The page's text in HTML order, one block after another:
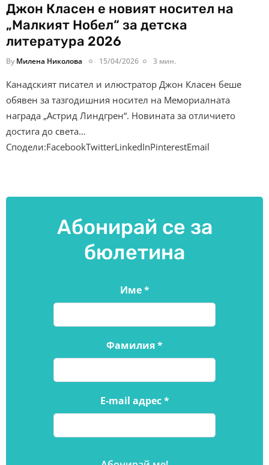
Джон Класен е новият носител на
„Малкият Нобел“ за детска
литература 2026
By Милена Николова 15/04/2026 3 мин.
Канадският писател и илюстратор Джон Класен беше
обявен за тазгодишния носител на Мемориалната
награда „Астрид Линдгрен“. Новината за отличието
достига до света…
Сподели:FacebookTwitterLinkedInPinterestEmail
Абонирай се за
бюлетина
Име*
Фамилия*
E-mail адрес*